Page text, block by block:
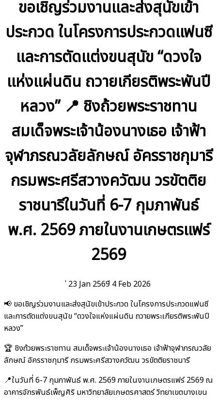
ขอเชิญร่วมงานและส่งสุนัขเข้า
ประกวด ในโครงการประกวดแฟนซี
และการตัดแต่งขนสุนัข “ดวงใจ
แห่งแผ่นดิน ถวายเกียรติพระพันปี
หลวง” 📍 ชิงถ้วยพระราชทาน
สมเด็จพระเจ้าน้องนางเธอ เจ้าฟ้า
จุฬาภรณวลัยลักษณ์ อัครราชกุมารี
กรมพระศรีสวางควัฒน วรขัตติย
ราชนารีในวันที่ 6-7 กุมภาพันธ์
พ.ศ. 2569 ภายในงานเกษตรแฟร์
2569
่ 23 Jan 2569 ่ 4 Feb 2026
📢 ขอเชิญร่วมงานและส่งสุนัขเข้าประกวด ในโครงการประกวดแฟนซี
และการตัดแต่งขนสุนัข “ดวงใจแห่งแผ่นดิน ถวายพระเกียรติพระพันปี
หลวง”
🏆 ชิงถ้วยพระราชทาน สมเด็จพระเจ้าน้องนางเธอ เจ้าฟ้าจุฬาภรณวลัย
ลักษณ์ อัครราชกุมารี กรมพระศรีสวางควัฒน วรขัตติยราชนารี
📍ในวันที่ 6-7 กุมภาพันธ์ พ.ศ. 2569 ภายในงานเกษตรแฟร์ 2569 ณ
อาคารจักรพันธ์เพ็ญศิริ มหาวิทยาลัยเกษตรศาสตร์ วิทยาเขตบางเขน